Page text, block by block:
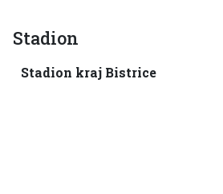
Stadion
Stadion kraj Bistrice